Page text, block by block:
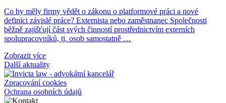
Co by měly firmy vědět o zákonu o platformové práci a nové
definici závislé práce? Externista nebo zaměstnanec Společnosti
běžně zajišťují část svých činností prostřednictvím externích
spolupracovníků, tj. osob samostatně …
Zobrazit více
Další aktuality
Zpracování cookies
Ochrana osobních údajů